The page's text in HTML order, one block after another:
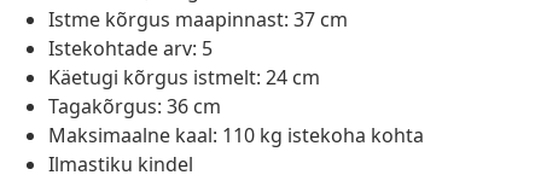
Istme kõrgus maapinnast: 37 cm
Istekohtade arv: 5
Käetugi kõrgus istmelt: 24 cm
Tagakõrgus: 36 cm
Maksimaalne kaal: 110 kg istekoha kohta
Ilmastiku kindel